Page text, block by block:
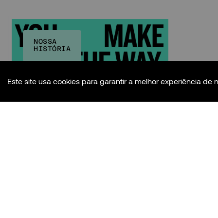
NOSSA
HISTÓRIA
Este site usa cookies para garantir a melhor experiência de